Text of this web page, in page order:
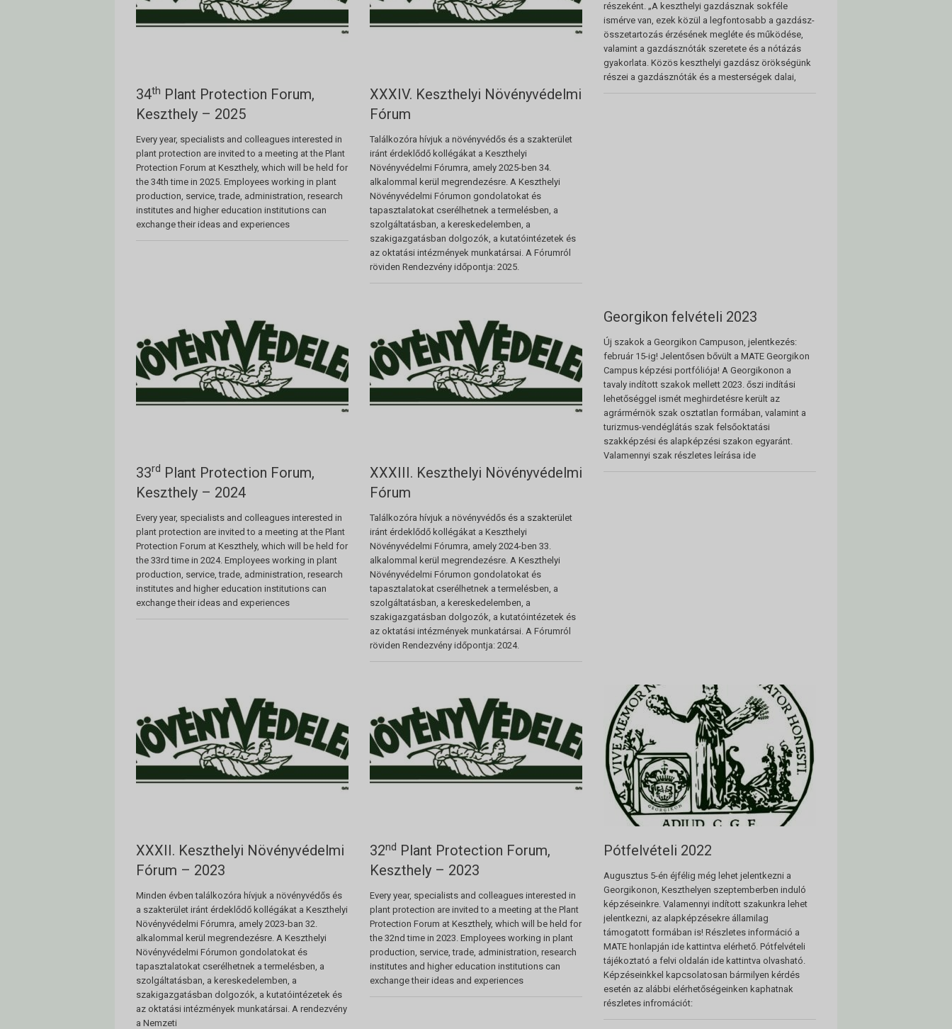
34th Plant Protection Forum,
Keszthely – 2025
Every year, specialists and colleagues interested in
plant protection are invited to a meeting at the Plant
Protection Forum at Keszthely, which will be held for
the 34th time in 2025. Employees working in plant
production, service, trade, administration, research
institutes and higher education institutions can
exchange their ideas and experiences
XXXIV. Keszthelyi Növényvédelmi
Fórum
Találkozóra hívjuk a növényvédős és a szakterület
iránt érdeklődő kollégákat a Keszthelyi
Növényvédelmi Fórumra, amely 2025-ben 34.
alkalommal kerül megrendezésre. A Keszthelyi
Növényvédelmi Fórumon gondolatokat és
tapasztalatokat cserélhetnek a termelésben, a
szolgáltatásban, a kereskedelemben, a
szakigazgatásban dolgozók, a kutatóintézetek és
az oktatási intézmények munkatársai. A Fórumról
röviden Rendezvény időpontja: 2025.
részeként. „A keszthelyi gazdásznak sokféle
ismérve van, ezek közül a legfontosabb a gazdász-
összetartozás érzésének megléte és működése,
valamint a gazdásznóták szeretete és a nótázás
gyakorlata. Közös keszthelyi gazdász örökségünk
részei a gazdásznóták és a mesterségek dalai,
33rd Plant Protection Forum,
Keszthely – 2024
Every year, specialists and colleagues interested in
plant protection are invited to a meeting at the Plant
Protection Forum at Keszthely, which will be held for
the 33rd time in 2024. Employees working in plant
production, service, trade, administration, research
institutes and higher education institutions can
exchange their ideas and experiences
XXXIII. Keszthelyi Növényvédelmi
Fórum
Találkozóra hívjuk a növényvédős és a szakterület
iránt érdeklődő kollégákat a Keszthelyi
Növényvédelmi Fórumra, amely 2024-ben 33.
alkalommal kerül megrendezésre. A Keszthelyi
Növényvédelmi Fórumon gondolatokat és
tapasztalatokat cserélhetnek a termelésben, a
szolgáltatásban, a kereskedelemben, a
szakigazgatásban dolgozók, a kutatóintézetek és
az oktatási intézmények munkatársai. A Fórumról
röviden Rendezvény időpontja: 2024.
Georgikon felvételi 2023
Új szakok a Georgikon Campuson, jelentkezés:
február 15-ig! Jelentősen bővült a MATE Georgikon
Campus képzési portfóliója! A Georgikonon a
tavaly indított szakok mellett 2023. őszi indítási
lehetőséggel ismét meghirdetésre került az
agrármérnök szak osztatlan formában, valamint a
turizmus-vendéglátás szak felsőoktatási
szakképzési és alapképzési szakon egyaránt.
Valamennyi szak részletes leírása ide
XXXII. Keszthelyi Növényvédelmi
Fórum – 2023
Minden évben találkozóra hívjuk a növényvédős és
a szakterület iránt érdeklődő kollégákat a Keszthelyi
Növényvédelmi Fórumra, amely 2023-ban 32.
alkalommal kerül megrendezésre. A Keszthelyi
Növényvédelmi Fórumon gondolatokat és
tapasztalatokat cserélhetnek a termelésben, a
szolgáltatásban, a kereskedelemben, a
szakigazgatásban dolgozók, a kutatóintézetek és
az oktatási intézmények munkatársai. A rendezvény
a Nemzeti
32nd Plant Protection Forum,
Keszthely – 2023
Every year, specialists and colleagues interested in
plant protection are invited to a meeting at the Plant
Protection Forum at Keszthely, which will be held for
the 32nd time in 2023. Employees working in plant
production, service, trade, administration, research
institutes and higher education institutions can
exchange their ideas and experiences
Pótfelvételi 2022
Augusztus 5-én éjfélig még lehet jelentkezni a
Georgikonon, Keszthelyen szeptemberben induló
képzéseinkre. Valamennyi indított szakunkra lehet
jelentkezni, az alapképzésekre államilag
támogatott formában is! Részletes információ a
MATE honlapján ide kattintva elérhető. Pótfelvételi
tájékoztató a felvi oldalán ide kattintva olvasható.
Képzéseinkkel kapcsolatosan bármilyen kérdés
esetén az alábbi elérhetőségeinken kaphatnak
részletes infromációt: